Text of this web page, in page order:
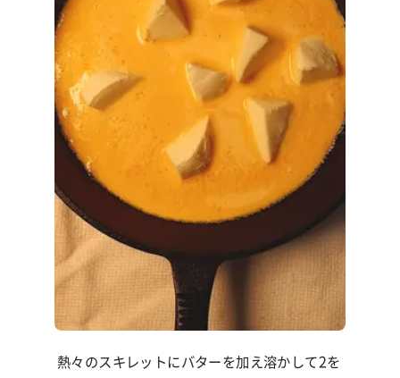
熱々のスキレットにバターを加え溶かして2を